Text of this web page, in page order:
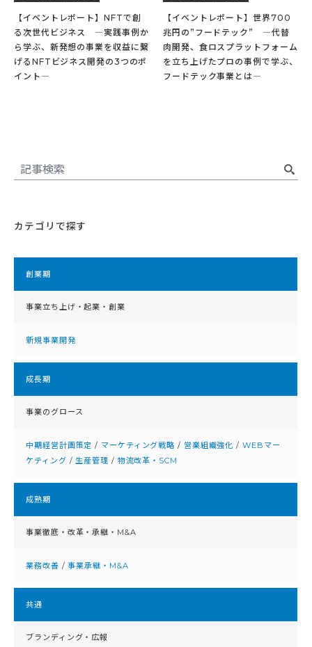
【イベントレポート】NFTで創
る次世代ビジネス ―実践事例か
ら学ぶ、新発想の事業を収益に繋
げるNFTビジネス開発の3つのポ
イント―
【イベントレポート】世界700
兆円の”フードテック” ―代替
肉開発、食ロスプラットフォーム
を立ち上げたプロの事例で学ぶ、
フードテック事業とは―
カテゴリで探す
創業期
事業立ち上げ・起業・創業
新規事業開発
成⻑期
事業のグロース
中期経営計画策定 / マーケティング戦略 / 営業組織強化 / WEBマー
ケティング /生産管理 / 物流改革・SCM
成熟期
事業徹底・改⾰・承継・M&A
業務改善 /事業承継・M&A
共通
ブランディング・広報